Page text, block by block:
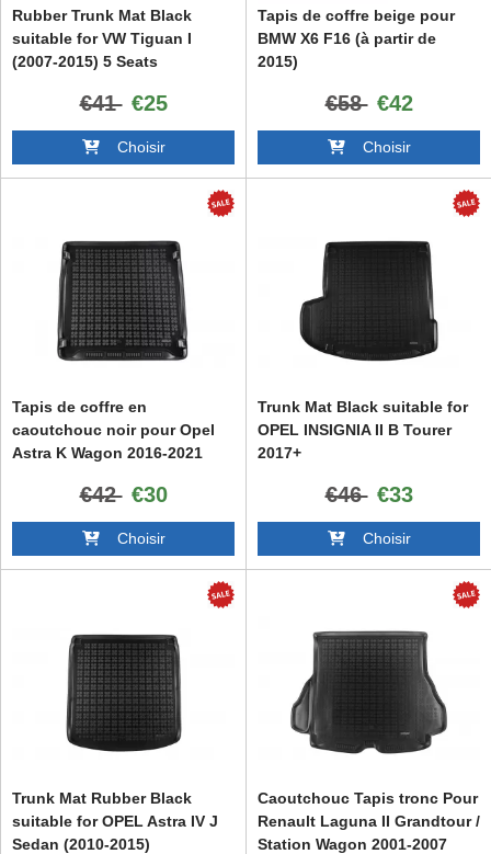
Rubber Trunk Mat Black
suitable for VW Tiguan I
(2007-2015) 5 Seats
€41 €25
Choisir
Tapis de coffre beige pour
BMW X6 F16 (à partir de
2015)
€58 €42
Choisir
Tapis de coffre en
caoutchouc noir pour Opel
Astra K Wagon 2016-2021
€42 €30
Choisir
Trunk Mat Black suitable for
OPEL INSIGNIA II B Tourer
2017+
€46 €33
Choisir
Trunk Mat Rubber Black
suitable for OPEL Astra IV J
Sedan (2010-2015)
Caoutchouc Tapis tronc Pour
Renault Laguna II Grandtour /
Station Wagon 2001-2007